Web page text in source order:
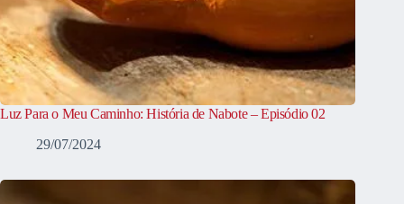
Luz Para o Meu Caminho: História de Nabote – Episódio 02
29/07/2024